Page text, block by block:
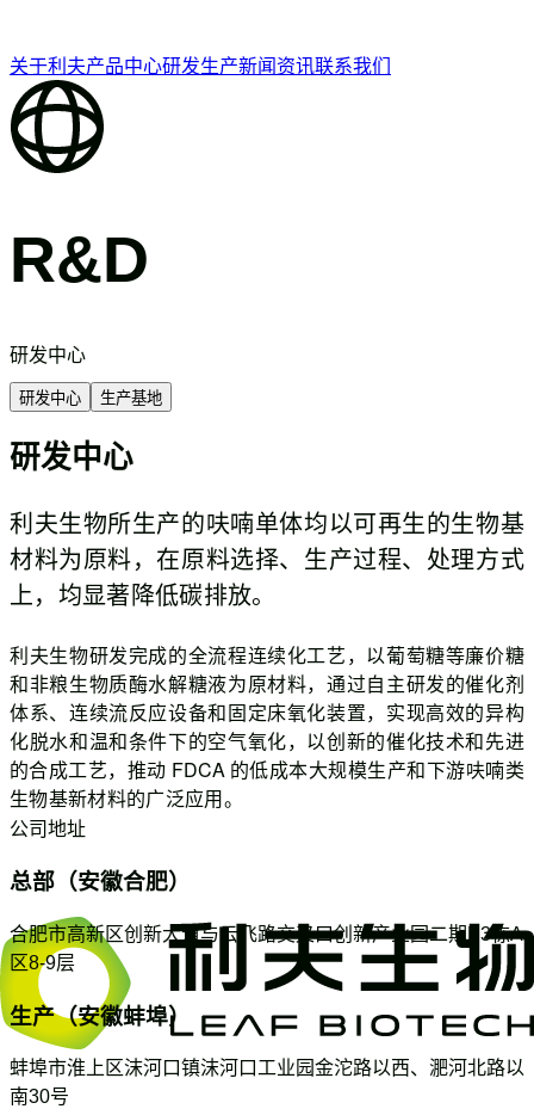
关于利夫产品中心研发生产新闻资讯联系我们
R&D
研发中心
研发中心 生产基地
研发中心
利夫生物所生产的呋喃单体均以可再生的生物基
材料为原料，在原料选择、生产过程、处理方式
上，均显著降低碳排放。
利夫生物研发完成的全流程连续化工艺，以葡萄糖等廉价糖
和非粮生物质酶水解糖液为原材料，通过自主研发的催化剂
体系、连续流反应设备和固定床氧化装置，实现高效的异构
化脱水和温和条件下的空气氧化，以创新的催化技术和先进
的合成工艺，推动 FDCA 的低成本大规模生产和下游呋喃类
生物基新材料的广泛应用。
公司地址
总部（安徽合肥）
合肥市高新区创新大道与云飞路交叉口创新产业园二期E3栋A
区8-9层
生产（安徽蚌埠）
蚌埠市淮上区沫河口镇沫河口工业园金沱路以西、淝河北路以
南30号